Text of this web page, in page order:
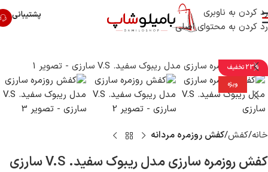
رد کردن به ناوبری
رد کردن به محتوای اصلی
پشتیبانی
23% تخفیف
ویژه
خانه کفش کفش روزمره مردانه
کفش روزمره سارزی مدل ریبوک سفید. V.S سارزی